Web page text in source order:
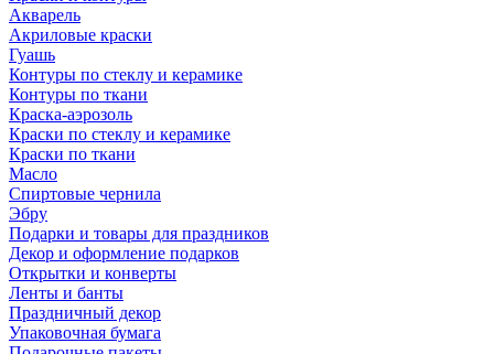
Акварель
Акриловые краски
Гуашь
Контуры по стеклу и керамике
Контуры по ткани
Краска-аэрозоль
Краски по стеклу и керамике
Краски по ткани
Масло
Спиртовые чернила
Эбру
Подарки и товары для праздников
Декор и оформление подарков
Открытки и конверты
Ленты и банты
Праздничный декор
Упаковочная бумага